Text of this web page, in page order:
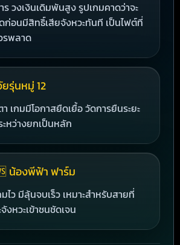
ร วงเงินเดิมพันสูง รูปเกมคาดว่าจะ
ก่อนมีสิทธิ์เสียจังหวะทันที เป็นไฟต์ที่
รพลาด
รุ่นหมู่ 12
เกมมีโอกาสยืดเยื้อ วัดการยืนระยะ
ะหว่างยกเป็นหลัก
น้องพีฟ้า ฟาร์ม
ไว มีลุ้นจบเร็ว เหมาะสำหรับสายที่
งหวะเข้าชนชัดเจน